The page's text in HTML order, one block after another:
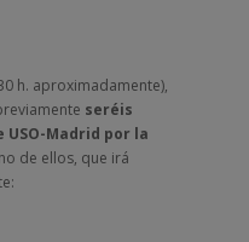
h. aproximadamente),
seréis
Madrid por la
de ellos, que irá